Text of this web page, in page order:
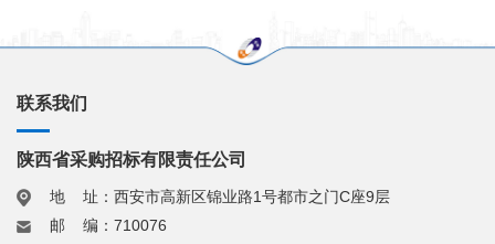
联系我们
陕西省采购招标有限责任公司
地 址：西安市高新区锦业路1号都市之门C座9层
邮 编：710076